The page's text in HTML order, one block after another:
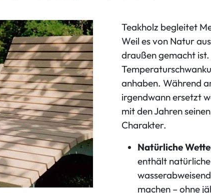
Teakholz begleitet
Weil es von Natur
draußen gemacht
anhaben. Während
irgendwann ersetzt
mit den Jahren
Charakter.
Natürliche
enthält
machen – ohne